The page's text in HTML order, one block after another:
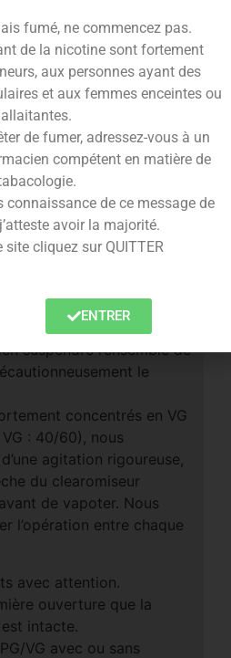
e-liquides
m de Nicotine, Toxique en
m/m de Nicotine, Nocif
les taux de VG
à une agitation plus
suspendre l’ensemble de
le
concentrés en VG
: 40/60), nous
agitation rigoureuse,
du clearomiseur
de vapoter. Nous
l’opération entre chaque
avec attention.
ouverture que la
intacte.
VG avec ou sans
fumé, ne commencez pas.
de la nicotine sont fortement
aux personnes ayant des
et aux femmes enceintes ou
allaitantes.
de fumer, adressez-vous à un
compétent en matière de
de ce message de
avoir la majorité.
site cliquez sur QUITTER
ENTRER